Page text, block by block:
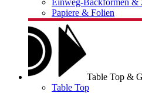
Einweg-Backformen &
Papiere & Folien
Table Top &
Table Top